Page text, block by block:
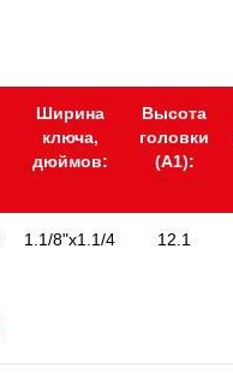
Ширина
ключа,
дюймов:
Высота
головки
(А1):
1.1/8"x1.1/4 12.1